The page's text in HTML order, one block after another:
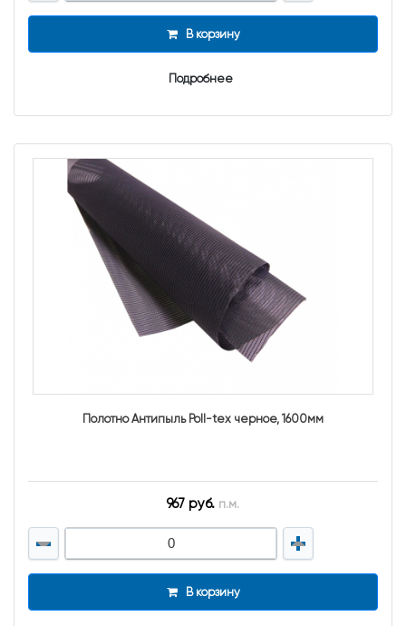
В корзину
Подробнее
Полотно Антипыль Poll-tex черное, 1600мм
967 руб. п.м.
В корзину